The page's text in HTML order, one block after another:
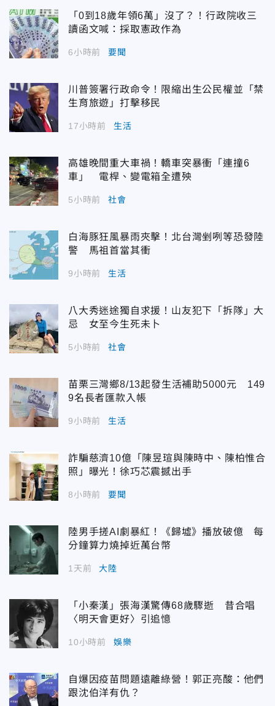
「0到18歲年領6萬」沒了？！行政院收三
讀函文喊：採取憲政作為
6小時前 要聞
川普簽署行政命令！限縮出生公民權並「禁
生育旅遊」打擊移民
17小時前 生活
高雄晚間重大車禍！轎車突暴衝「連撞6
車」 電桿、變電箱全遭殃
5小時前 社會
白海豚狂風暴雨夾擊！北台灣剉咧等恐發陸
警 馬祖首當其衝
9小時前 生活
八大秀迷途獨自求援！山友犯下「拆隊」大
忌 女至今生死未卜
5小時前 社會
苗栗三灣鄉8/13起發生活補助5000元 149
9名長者匯款入帳
9小時前 生活
詐騙慈濟10億「陳昱瑄與陳時中、陳柏惟合
照」曝光！徐巧芯震撼出手
8小時前 要聞
陸男手搓AI劇暴紅！《歸墟》播放破億 每
分鐘算力燒掉近萬台幣
1天前 大陸
「小秦漢」張海漢驚傳68歲驟逝 昔合唱
〈明天會更好〉引追憶
10小時前 娛樂
自爆因疫苗問題遠離綠營！郭正亮酸：他們
跟沈伯洋有仇？